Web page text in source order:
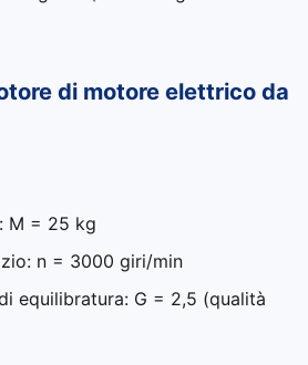
di motore elettrico da
M = 25 kg
n = 3000 giri/min
equilibratura: G = 2,5 (qualità